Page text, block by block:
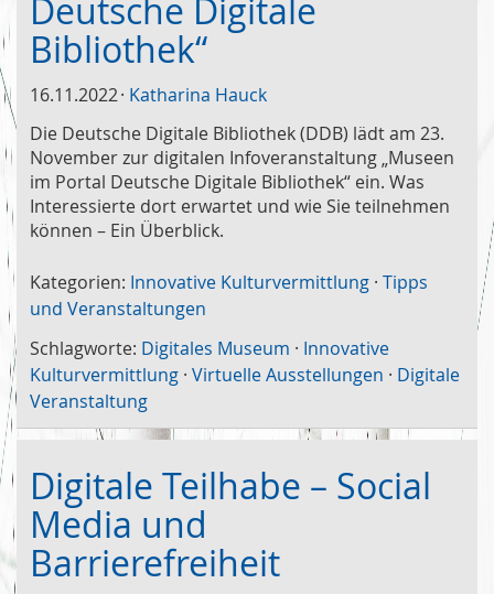
Deutsche Digitale
Bibliothek“
16.11.2022 Katharina Hauck
Die Deutsche Digitale Bibliothek (DDB) lädt am 23.
November zur digitalen Infoveranstaltung „Museen
im Portal Deutsche Digitale Bibliothek“ ein. Was
Interessierte dort erwartet und wie Sie teilnehmen
können – Ein Überblick.
Kategorien: Innovative Kulturvermittlung · Tipps
und Veranstaltungen
Schlagworte: Digitales Museum · Innovative
Kulturvermittlung · Virtuelle Ausstellungen · Digitale
Veranstaltung
Digitale Teilhabe – Social
Media und
Barrierefreiheit